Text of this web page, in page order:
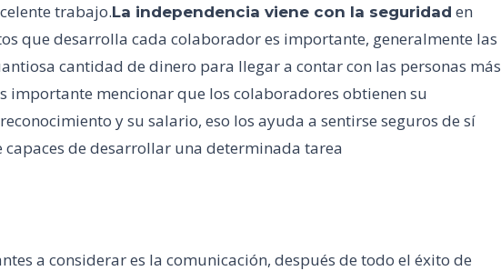
trabajo.La independencia viene con la seguridad en
que desarrolla cada colaborador es importante, generalmente las
cantidad de dinero para llegar a contar con las personas más
importante mencionar que los colaboradores obtienen su
y su salario, eso los ayuda a sentirse seguros de sí
capaces de desarrollar una determinada tarea
a considerar es la comunicación, después de todo el éxito de